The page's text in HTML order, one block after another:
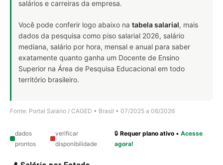
salários e carreiras da empresa.
Você pode conferir logo abaixo na tabela salarial, mais
dados da pesquisa como piso salarial 2026, salário
mediana, salário por hora, mensal e anual para saber
exatamente quanto ganha um Docente de Ensino
Superior na Área de Pesquisa Educacional em todo
território brasileiro.
Fonte: Portal Salário / CAGED • Brasil • 07/2025 a 06/2026
dados
prontos
verificar
disponibilidade
🔒Requer plano ativo •Acesse
agora!